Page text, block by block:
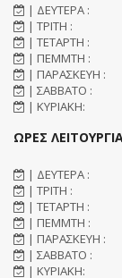
| ΔΕΥΤΕΡΑ :
| ΤΡΙΤΗ :
| ΤΕΤΑΡΤΗ :
| ΠΕΜΜΤΗ :
| ΠΑΡΑΣΚΕΥΗ :
| ΣΑΒΒΑΤΟ :
| ΚΥΡΙΑΚΗ:
ΩΡΕΣ
| ΔΕΥΤΕΡΑ :
| ΤΡΙΤΗ :
| ΤΕΤΑΡΤΗ :
| ΠΕΜΜΤΗ :
| ΠΑΡΑΣΚΕΥΗ :
| ΣΑΒΒΑΤΟ :
| ΚΥΡΙΑΚΗ: